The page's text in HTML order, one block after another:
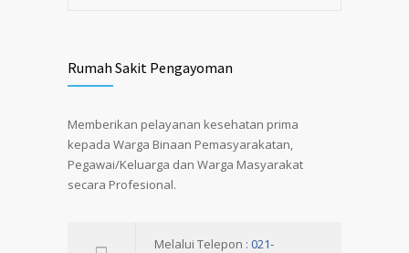
Rumah Sakit Pengayoman
Memberikan pelayanan kesehatan prima
kepada Warga Binaan Pemasyarakatan,
Pegawai/Keluarga dan Warga Masyarakat
secara Profesional.
Melalui Telepon : 021-